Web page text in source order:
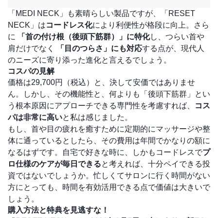
「MEDI NECK」も素晴らしい製品ですが、「RESET
NECK」はコードレス化により利便性が格段に向上。さら
に
「首の付け根（後頭下筋群）」に特化し、つらい首や
肩だけでなく
「目のつらさ」にも対応する点が、現代人
のニーズに寄り添った進化と言えるでしょう。
コスパの見解
価格は29,700円（税込）と、決して安価ではありませ
ん。しかし、その機能性と、何よりも「後頭下筋群」とい
う根本原因にアプローチできる専門性を考慮すれば、
コス
パは非常に高いと私は感じました。
もし、首や目の疲れを癒すために定期的にマッサージや整
体に通っているとしたら、その費用は年間でかなりの額に
なるはずです。自宅で好きな時に、しかもコードレスでプ
ロ仕様のケアが毎日できると考えれば、十分ペイできる投
資ではないでしょうか。忙しくてサロンに行く時間がない
方にとっても、時間を有効活用できる点で価値は大きいで
しょう。
購入方法と特典を見逃すな！